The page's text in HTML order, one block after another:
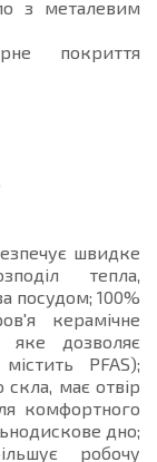
з металевим
покриття
швидке
тепла,
посудом; 100%
керамічне
яке дозволяє
PFAS);
має отвір
комфортного
дно;
робочу